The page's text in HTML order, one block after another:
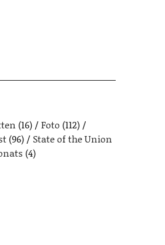
(16) Foto (112)
(96)
State of the Union
(4)